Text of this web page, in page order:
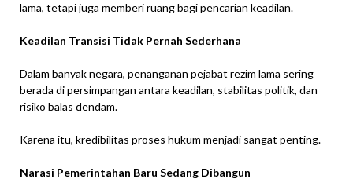
lama, tetapi juga memberi ruang bagi pencarian keadilan.
Keadilan Transisi Tidak Pernah Sederhana
Dalam banyak negara, penanganan pejabat rezim lama sering
berada di persimpangan antara keadilan, stabilitas politik, dan
risiko balas dendam.
Karena itu, kredibilitas proses hukum menjadi sangat penting.
Narasi Pemerintahan Baru Sedang Dibangun